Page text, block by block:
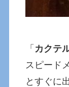
「 カクテ
スピード
とすぐに